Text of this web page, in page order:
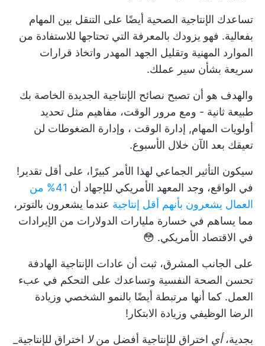
تساعدك الإنتاجية الصحية أيضًا على التنقل بين المهام
بفعالية. فهو يزودك بالمعرفة التي تحتاجها للاستفادة من
الموارد المهنية وتقليل الجهد المهدر واتخاذ قرارات
سريعة بشأن سير عملك.
والهدف هو أن تصبح نصائح الإنتاجية الجديدة الخاصة بك
طبيعة ثانية - ومع مرور الوقت، مفاهيم مثل تحديد
أولويات المهام, إدارة الوقت ، وإدارة الضغوطات لن
تعيقك بعد الآن خلال الأسبوع.
سيكون التأثير الجماعي لهذا الأمر كبيرًا، على أقل تقدير!
في الواقع، وجد المعهد الأمريكي للإجهاد أن
41% من
العمال يشعرون بأنهم أقل إنتاجية عندما يشعرون بالتوتر،
مما يساهم في خسارة مليارات الدولارات من الإيرادات
في الاقتصاد الأمريكي. 😳
على الجانب المشرق، ثبت أن عادات الإنتاجية الهادفة
تحسن الصحة النفسية وتساعدك على التحكم في عبء
العمل. كما أنها مرتبطة أيضًا بالنمو الشخصي وزيادة
الرضا الوظيفي وزيادة الابتكار!
بجدية،أي اختراق للإنتاجية أفضل منلا اختراق للإنتاجية_